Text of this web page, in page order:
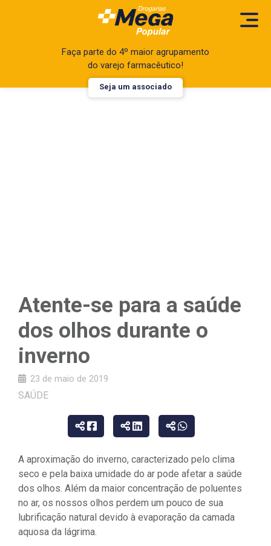
Faça parte do 4º maior agrupamento
do varejo farmacêutico!
Seja um associado
Atente-se para a saúde
dos olhos durante o
inverno
23 de maio de 2019
SAÚDE
A aproximação do inverno, caracterizado pelo clima
seco e pela baixa umidade do ar pode afetar a saúde
dos olhos. Além da maior concentração de poluentes
no ar, os nossos olhos perdem um pouco de sua
lubrificação natural devido à evaporação da camada
aquosa da lágrima.